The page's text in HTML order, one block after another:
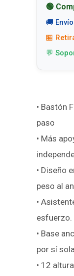
🟢
🚚
🏪
💬
• Bastón
paso
• Más
• Diseño
peso al
•
esfuerzo.
• Base
por sí
• 12